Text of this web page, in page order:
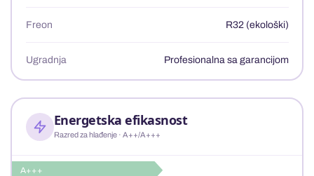
Freon R32 (ekološki)
Ugradnja Profesionalna sa garancijom
Energetska efikasnost
Razred za hlađenje · A++/A+++
A+++